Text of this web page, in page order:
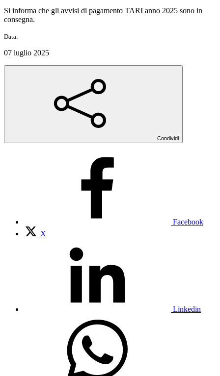
Si informa che gli avvisi di pagamento TARI anno 2025 sono in
consegna.
Data:
07 luglio 2025
Condividi
Facebook
X
Linkedin